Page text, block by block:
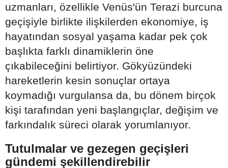
uzmanları, özellikle Venüs'ün Terazi burcuna
geçişiyle birlikte ilişkilerden ekonomiye, iş
hayatından sosyal yaşama kadar pek çok
başlıkta farklı dinamiklerin öne
çıkabileceğini belirtiyor. Gökyüzündeki
hareketlerin kesin sonuçlar ortaya
koymadığı vurgulansa da, bu dönem birçok
kişi tarafından yeni başlangıçlar, değişim ve
farkındalık süreci olarak yorumlanıyor.
Tutulmalar ve gezegen geçişleri
gündemi şekillendirebilir